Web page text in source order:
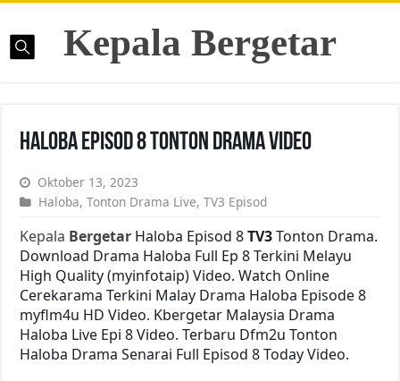
Kepala Bergetar
Haloba Episod 8 Tonton Drama Video
Oktober 13, 2023
Haloba,Tonton Drama Live,TV3 Episod
Kepala Bergetar Haloba Episod 8TV3Tonton Drama.
Download Drama Haloba Full Ep 8 Terkini Melayu
High Quality (myinfotaip) Video. Watch Online
Cerekarama Terkini Malay Drama Haloba Episode 8
myflm4u HD Video. Kbergetar Malaysia Drama
Haloba Live Epi 8 Video. Terbaru Dfm2u Tonton
Haloba Drama Senarai Full Episod 8 Today Video.